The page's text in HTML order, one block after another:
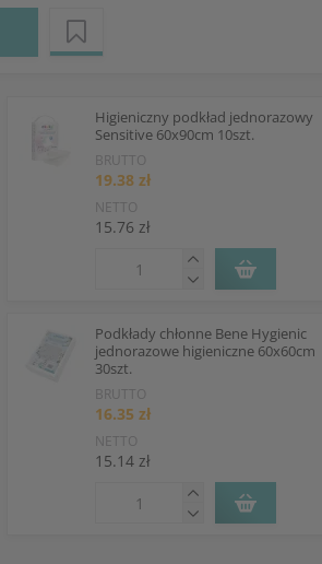
Higieniczny podkład jednorazowy
Sensitive 60x90cm 10szt.
BRUTTO
19.38 zł
NETTO
15.76 zł
Podkłady chłonne Bene Hygienic
jednorazowe higieniczne 60x60cm
30szt.
BRUTTO
16.35 zł
NETTO
15.14 zł